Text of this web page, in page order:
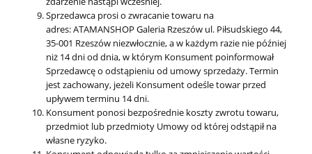
Sprzedawca prosi o zwracanie towaru na
adres: ATAMANSHOP Galeria Rzeszów ul. Piłsudskiego 44,
35-001 Rzeszów niezwłocznie, a w każdym razie nie później
niż 14 dni od dnia, w którym Konsument poinformował
Sprzedawcę o odstąpieniu od umowy sprzedaży. Termin
jest zachowany, jeżeli Konsument odeśle towar przed
upływem terminu 14 dni.
Konsument ponosi bezpośrednie koszty zwrotu towaru,
przedmiot lub przedmioty Umowy od której odstąpił na
własne ryzyko.